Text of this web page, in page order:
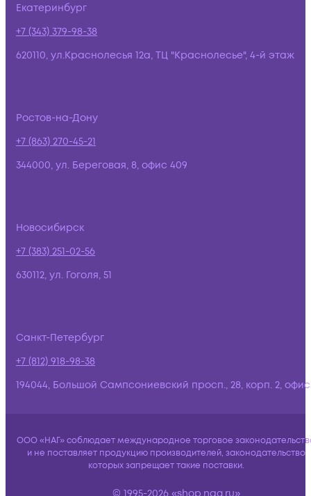
Екатеринбург
+7 (343) 379-98-38
620110, ул.Краснолесья 12а, ТЦ "Краснолесье", 4-й этаж
Ростов-на-Дону
+7 (863) 270-45-21
344000, ул. Береговая, 8, офис 409
Новосибирск
+7 (383) 251-02-56
630112, ул. Гоголя, 51
Санкт-Петербург
+7 (812) 918-98-38
194044, Большой Сампсониевский просп., 28, корп. 2,
ООО «НАГ» соблюдает международное торговое
и не поставляет продукцию производителей, законодательство
которых запрещает такие поставки.